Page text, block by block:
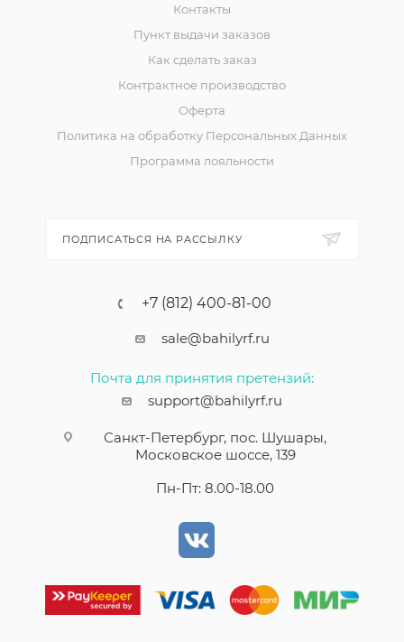
Контакты
Пункт выдачи заказов
Как сделать заказ
Контрактное производство
Оферта
Политика на обработку Персональных Данных
Программа лояльности
ПОДПИСАТЬСЯ НА РАССЫЛКУ
+7 (812) 400-81-00
sale@bahilyrf.ru
Почта для принятия претензий:
support@bahilyrf.ru
Санкт-Петербург, пос. Шушары,
Московское шоссе, 139
Пн-Пт: 8.00-18.00